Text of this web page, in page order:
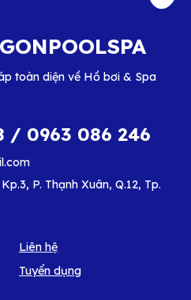
toàn diện về Hồ bơi & Spa
/ 0963 086 246
P. Thạnh Xuân, Q.12, Tp.
Liên hệ
Tuyển dụng